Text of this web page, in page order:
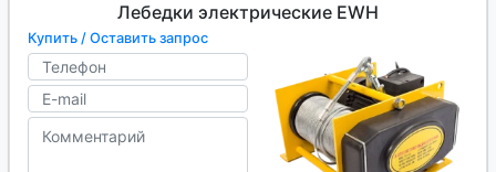
Лебедки электрические EWH
Купить / Оставить запрос